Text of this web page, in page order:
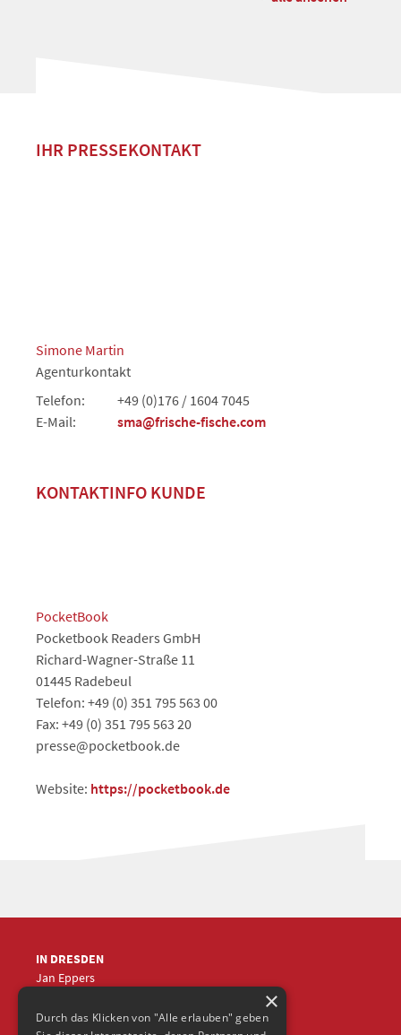
IHR PRESSEKONTAKT
Simone Martin
Agenturkontakt
Telefon:
+49 (0)176 / 1604 7045
E-Mail:
sma@frische-fische.com
KONTAKTINFO KUNDE
PocketBook
Pocketbook Readers GmbH
Richard-Wagner-Straße 11
01445 Radebeul
Telefon: +49 (0) 351 795 563 00
Fax: +49 (0) 351 795 563 20
presse@pocketbook.de
Website: https://pocketbook.de
IN DRESDEN
Jan Eppers
jep@frische-fische.com
×
Durch das Klicken von "Alle erlauben" geben